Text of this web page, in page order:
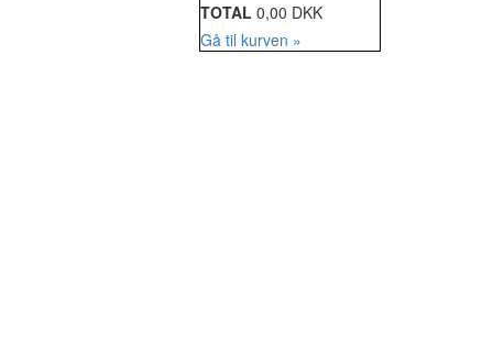
TOTAL 0,00 DKK
Gå til kurven »